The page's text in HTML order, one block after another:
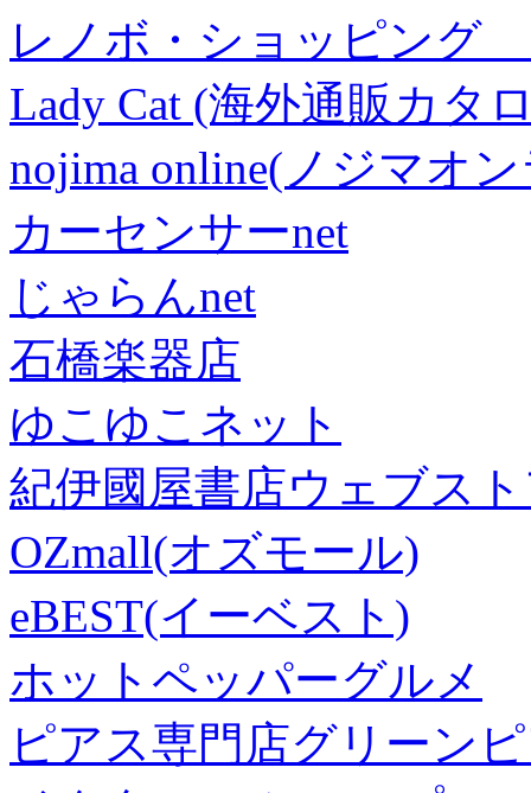
レノボ・ショッピング
Lady Cat (海外通販カタ
nojima online(ノジマオ
カーセンサーnet
じゃらんnet
石橋楽器店
ゆこゆこネット
紀伊國屋書店ウェブス
OZmall(オズモール)
eBEST(イーベスト)
ホットペッパーグルメ
ピアス専門店グリーン